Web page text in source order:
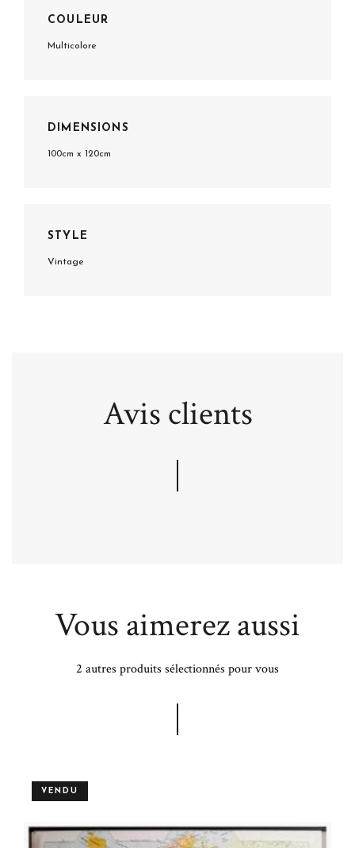
COULEUR
Multicolore
DIMENSIONS
100cm x 120cm
STYLE
Vintage
Avis clients
Vous aimerez aussi
2 autres produits sélectionnés pour vous
VENDU